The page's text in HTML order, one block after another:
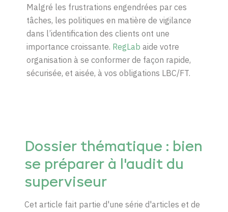
Malgré les frustrations engendrées par ces
tâches, les politiques en matière de vigilance
dans l’identification des clients ont une
importance croissante. RegLab aide votre
organisation à se conformer de façon rapide,
sécurisée, et aisée, à vos obligations LBC/FT.
Dossier thématique : bien
se préparer à l'audit du
superviseur
Cet article fait partie d'une série d'articles et de